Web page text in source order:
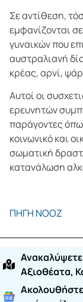
Σε αντίθεση,
εμφανίζονται
γυναικών που
αυστραλιανή
κρέας, αρνί,
Αυτοί οι
ερευνητών
παράγοντες
κοινωνικό και
σωματική
κατανάλωση
ΠΗΓΗ ΝΟΟΖ
Αξιοθέατα,